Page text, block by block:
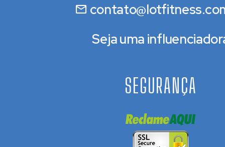
Seja uma
SEGURANÇA